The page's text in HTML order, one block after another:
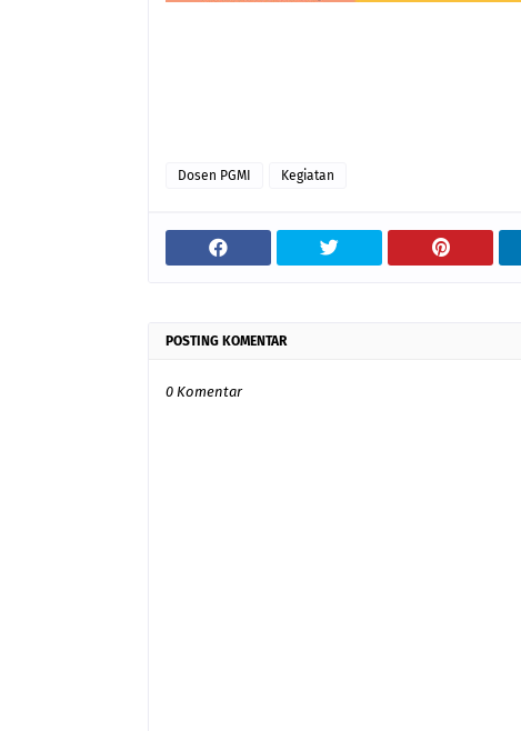
Dosen PGMI Kegiatan
POSTING KOMENTAR
0 Komentar